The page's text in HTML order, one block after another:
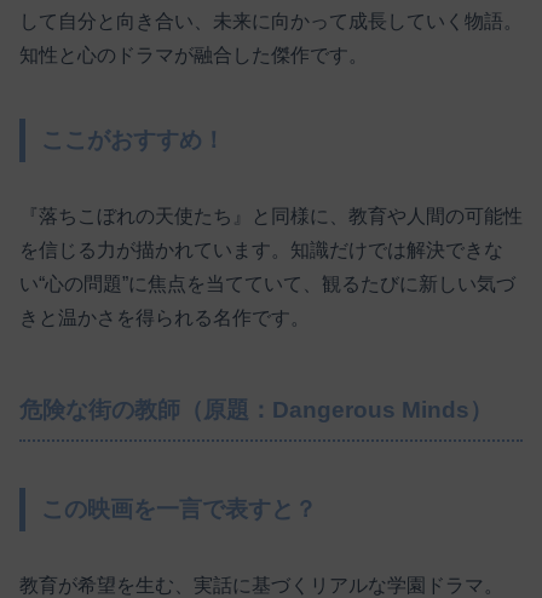
して自分と向き合い、未来に向かって成長していく物語。
知性と心のドラマが融合した傑作です。
ここがおすすめ！
『落ちこぼれの天使たち』と同様に、教育や人間の可能性
を信じる力が描かれています。知識だけでは解決できな
い“心の問題”に焦点を当てていて、観るたびに新しい気づ
きと温かさを得られる名作です。
危険な街の教師（原題：Dangerous Minds）
この映画を一言で表すと？
教育が希望を生む、実話に基づくリアルな学園ドラマ。